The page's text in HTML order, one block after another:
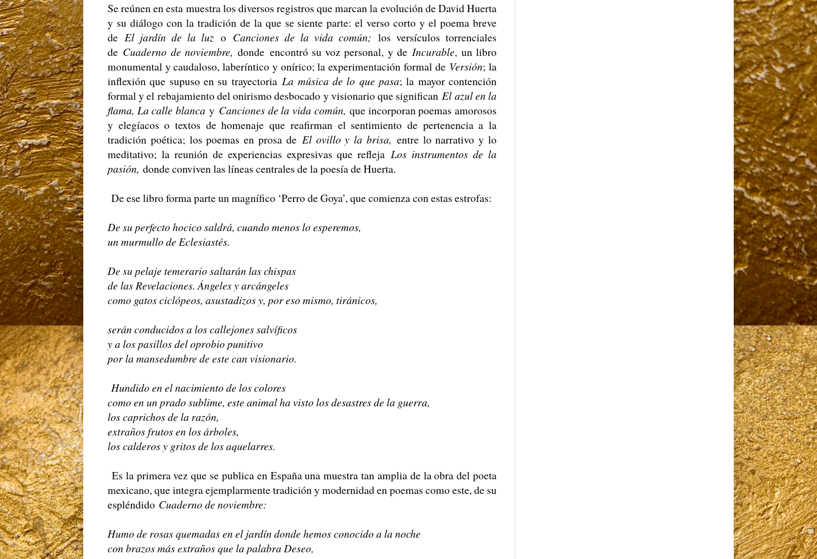
Se reúnen en esta muestra los diversos registros que marcan la evolución de David Huerta
y su diálogo con la tradición de la que se siente parte: el verso corto y el poema breve
de El jardín de la luz o Canciones de la vida común; los versículos torrenciales
de Cuaderno de noviembre,donde encontró su voz personal, y deIncurable, un libro
monumental y caudaloso, laberíntico y onírico; la experimentación formal de Versión; la
inflexión que supuso en su trayectoriaLa música de lo que pasa; la mayor contención
formal y el rebajamiento del onirismo desbocado y visionario que significanEl azul en la
flama, La calle blancay Canciones de la vida común,que incorporan poemas amorosos
y elegíacos o textos de homenaje que reafirman el sentimiento de pertenencia a la
tradición poética; los poemas en prosa de El ovillo y la brisa, entre lo narrativo y lo
meditativo; la reunión de experiencias expresivas que reflejaLos instrumentos de la
pasión, donde conviven las líneas centrales de la poesía de Huerta.
De ese libro forma parte un magnífico ‘Perro de Goya’, que comienza con estas estrofas:
De su perfecto hocico saldrá, cuando menos lo esperemos,
un murmullo de Eclesiastés.
De su pelaje temerario saltarán las chispas
de las Revelaciones. Ángeles y arcángeles
como gatos ciclópeos, asustadizos y, por eso mismo, tiránicos,
serán conducidos a los callejones salvíficos
y a los pasillos del oprobio punitivo
por la mansedumbre de este can visionario.
Hundido en el nacimiento de los colores
como en un prado sublime, este animal ha visto los desastres de la guerra,
los caprichos de la razón,
extraños frutos en los árboles,
los calderos y gritos de los aquelarres.
Es la primera vez que se publica en España una muestra tan amplia de la obra del poeta
mexicano, que integra ejemplarmente tradición y modernidad en poemas como este, de su
espléndido Cuaderno de noviembre:
Humo de rosas quemadas en el jardín donde hemos conocido a la noche
con brazos más extraños que la palabra Deseo,